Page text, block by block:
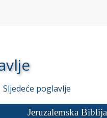
Sljedeće poglavlje
Jeruzalemska Biblija